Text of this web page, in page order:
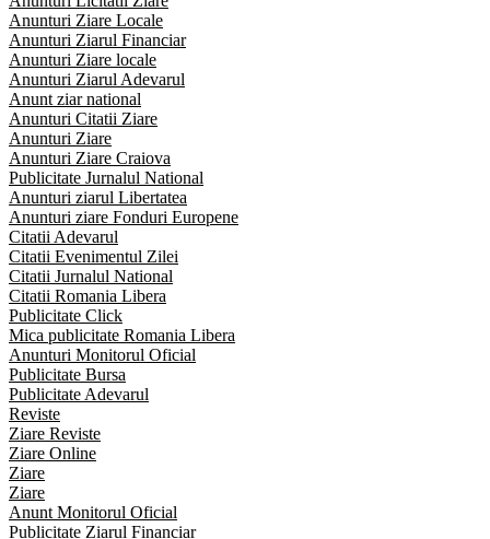
Anunturi Ziare Locale
Anunturi Ziarul Financiar
Anunturi Ziare locale
Anunturi Ziarul Adevarul
Anunt ziar national
Anunturi Citatii Ziare
Anunturi Ziare
Anunturi Ziare Craiova
Publicitate Jurnalul National
Anunturi ziarul Libertatea
Anunturi ziare Fonduri Europene
Citatii Adevarul
Citatii Evenimentul Zilei
Citatii Jurnalul National
Citatii Romania Libera
Publicitate Click
Mica publicitate Romania Libera
Anunturi Monitorul Oficial
Publicitate Bursa
Publicitate Adevarul
Reviste
Ziare Reviste
Ziare Online
Ziare
Ziare
Anunt Monitorul Oficial
Publicitate Ziarul Financiar